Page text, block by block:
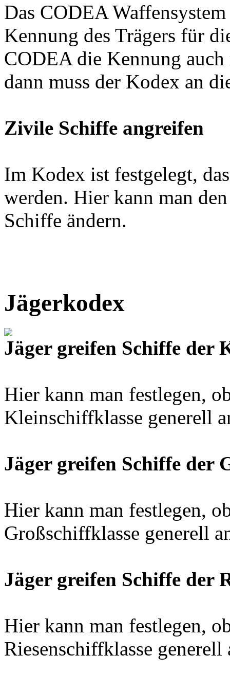
Das CODEA
Kennung des Trägers für
CODEA die Kennung
dann muss der Kodex an
Zivile Schiffe angreifen
Im Kodex ist festgelegt,
werden. Hier kann man
Schiffe ändern.
Jägerkodex
Jäger greifen Schiffe der
Hier kann man festlegen,
Kleinschiffklasse generell
Jäger greifen Schiffe der
Hier kann man festlegen,
Großschiffklasse generell
Jäger greifen Schiffe der
Hier kann man festlegen,
Riesenschiffklasse